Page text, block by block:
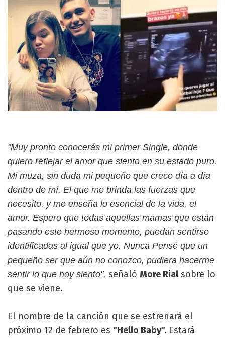
"Muy pronto conocerás mi primer Single, donde
quiero reflejar el amor que siento en su estado puro.
Mi muza, sin duda mi pequeño que crece día a día
dentro de mí. El que me brinda las fuerzas que
necesito, y me enseña lo esencial de la vida, el
amor. Espero que todas aquellas mamas que están
pasando este hermoso momento, puedan sentirse
identificadas al igual que yo. Nunca Pensé que un
pequeño ser que aún no conozco, pudiera hacerme
sentir lo que hoy siento", señaló More Rialsobre lo
que se viene.
El nombre de la canción que se estrenará el
próximo 12 de febrero es "Hello Baby". Estará